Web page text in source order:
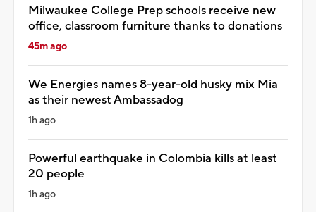
Milwaukee College Prep schools receive new
office, classroom furniture thanks to donations
45m ago
We Energies names 8-year-old husky mix Mia
as their newest Ambassadog
1h ago
Powerful earthquake in Colombia kills at least
20 people
1h ago